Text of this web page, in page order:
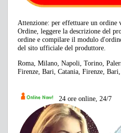
Attenzione: per effettuare un ordine
Ordine, leggere la descrizione del
ordine e compilare il modulo
del sito ufficiale del produttore.
Roma, Milano, Napoli, Torino,
Firenze, Bari, Catania, Firenze,
24 ore online, 24/7